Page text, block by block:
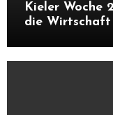
Kieler Woche
die Wirtschaft